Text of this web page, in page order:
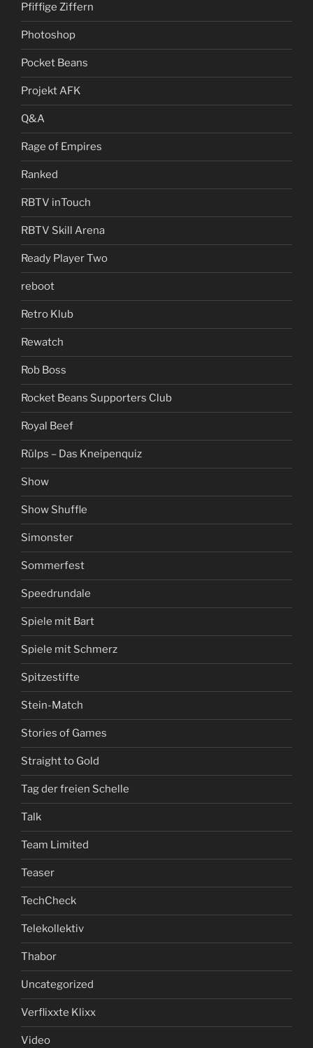
Pfiffige Ziffern
Photoshop
Pocket Beans
Projekt AFK
Q&A
Rage of Empires
Ranked
RBTV inTouch
RBTV Skill Arena
Ready Player Two
reboot
Retro Klub
Rewatch
Rob Boss
Rocket Beans Supporters Club
Royal Beef
Rülps – Das Kneipenquiz
Show
Show Shuffle
Simonster
Sommerfest
Speedrundale
Spiele mit Bart
Spiele mit Schmerz
Spitzestifte
Stein-Match
Stories of Games
Straight to Gold
Tag der freien Schelle
Talk
Team Limited
Teaser
TechCheck
Telekollektiv
Thabor
Uncategorized
Verflixxte Klixx
Video